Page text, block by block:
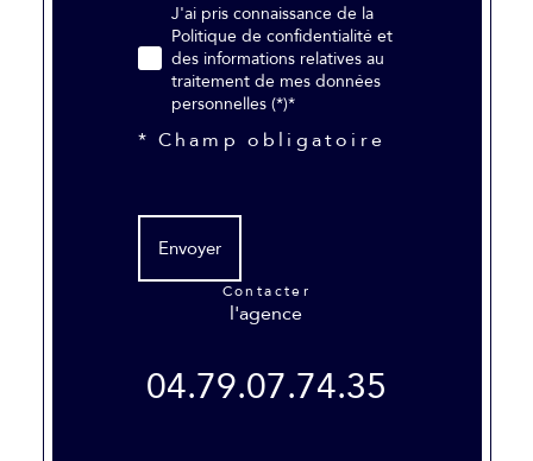
J'ai pris connaissance de la
Politique de confidentialité et
des informations relatives au
traitement de mes données
personnelles (*)*
* Champ obligatoire
Envoyer
contacter
l'agence
04.79.07.74.35